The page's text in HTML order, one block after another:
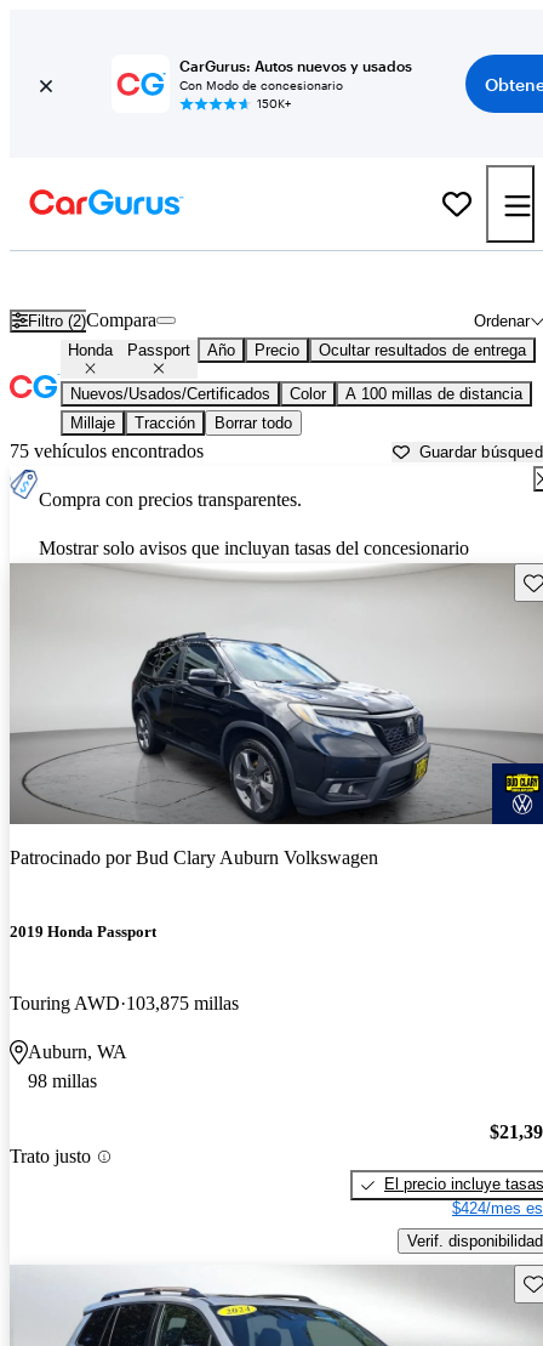
CarGurus: Autos nuevos y usados
Con Modo de concesionario
150K+
Filtro (2) Ordenar
Compara
Honda Passport Año Precio Ocultar resultados de entrega
Nuevos/Usados/Certificados Color
A 100 millas de distancia
Millaje
Tracción Borrar todo
75 vehículos encontrados Guardar
Compra con precios transparentes.
Mostrar solo avisos que incluyan tasas del concesionario
Patrocinado porBud Clary Auburn Volkswagen
2019 Honda Passport
Touring AWD 103,875 millas
Auburn, WA
98 millas
Trato justo
El precio incluye tasas
$424/mes
Verif. disponibilidad